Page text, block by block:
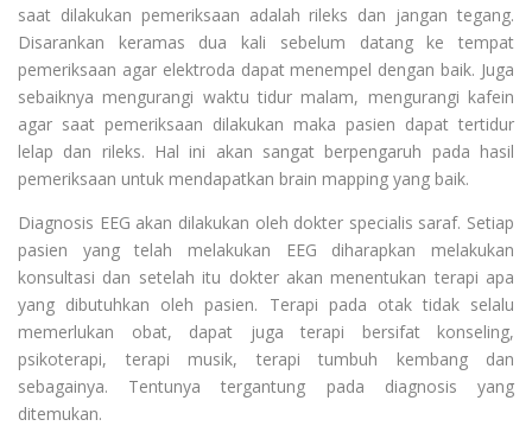
saat dilakukan pemeriksaan adalah rileks dan jangan tegang.
Disarankan keramas dua kali sebelum datang ke tempat
pemeriksaan agar elektroda dapat menempel dengan baik. Juga
sebaiknya mengurangi waktu tidur malam, mengurangi kafein
agar saat pemeriksaan dilakukan maka pasien dapat tertidur
lelap dan rileks. Hal ini akan sangat berpengaruh pada hasil
pemeriksaan untuk mendapatkan brain mapping yang baik.
Diagnosis EEG akan dilakukan oleh dokter specialis saraf. Setiap
pasien yang telah melakukan EEG diharapkan melakukan
konsultasi dan setelah itu dokter akan menentukan terapi apa
yang dibutuhkan oleh pasien. Terapi pada otak tidak selalu
memerlukan obat, dapat juga terapi bersifat konseling,
psikoterapi, terapi musik, terapi tumbuh kembang dan
sebagainya. Tentunya tergantung pada diagnosis yang
ditemukan.